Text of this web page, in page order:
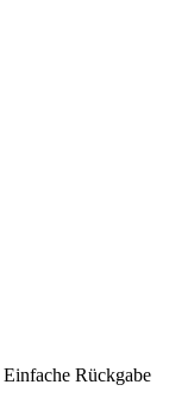
Einfache Rückgabe